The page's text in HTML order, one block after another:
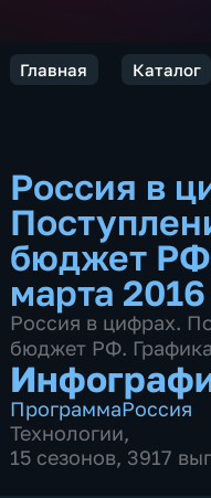
Главная Каталог
Россия в
бюджет РФ
марта
Россия в цифрах.
бюджет РФ.
ПрограммаРоссия
Технологии,
15 сезонов, 3917